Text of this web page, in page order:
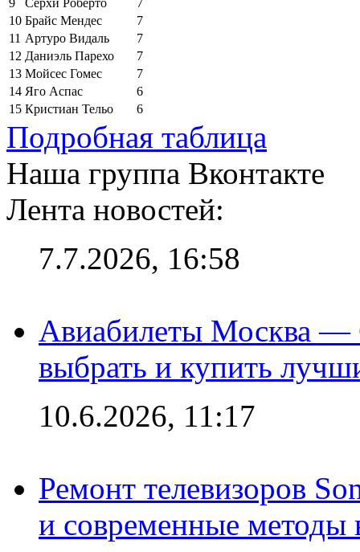
10 Брайс Мендес
7
11 Артуро Видаль
7
12 Даниэль Парехо
7
13 Мойсес Гомес
7
14 Яго Аспас
6
15 Кристиан Тельо 6
Подробная таблица
Наша группа Вконтакте
Лента новостей:
7.7.2026, 16:58
Авиабилеты Москва —
выбрать и купить
10.6.2026, 11:17
Ремонт телевизоров
и современные методы